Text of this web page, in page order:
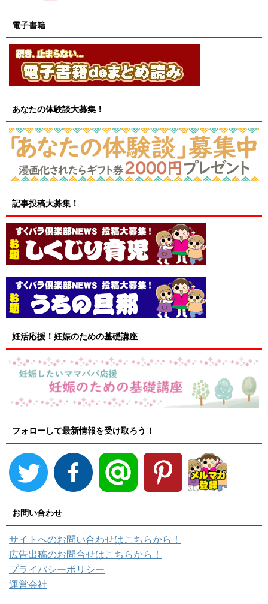
電子書籍
あなたの体験談大募集！
記事投稿大募集！
妊活応援！妊娠のための基礎講座
フォローして最新情報を受け取ろう！
お問い合わせ
サイトへのお問い合わせはこちらから！
広告出稿のお問合せはこちらから！
プライバシーポリシー
運営会社